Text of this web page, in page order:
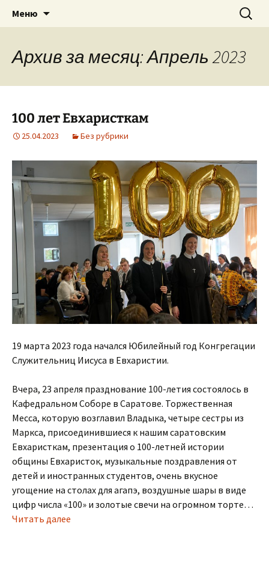
Римско-католическая
церковь в Саратове
Приход святого Климента
Меню Найти:
Архив за месяц: Апрель 2023
100 лет Евхаристкам
25.04.2023 Без рубрики
19 марта 2023 года начался Юбилейный год Конгрегации
Служительниц Иисуса в Евхаристии.
Вчера, 23 апреля празднование 100-летия состоялось в
Кафедральном Соборе в Саратове. Торжественная
Месса, которую возглавил Владыка, четыре сестры из
Маркса, присоединившиеся к нашим саратовским
Евхаристкам, презентация о 100-летней истории
общины Евхаристок, музыкальные поздравления от
детей и иностранных студентов, очень вкусное
угощение на столах для агапэ, воздушные шары в виде
цифр числа «100» и золотые свечи на огромном торте…
Читать далее